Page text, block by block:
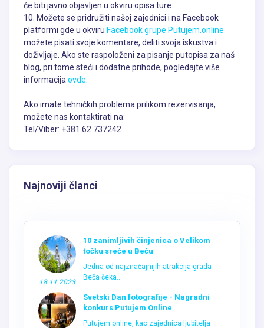
će biti javno objavljen u okviru opisa ture.
10. Možete se pridružiti našoj zajednici i na Facebook
platformi gde u okviru Facebook grupe Putujem.online
možete pisati svoje komentare, deliti svoja iskustva i
doživljaje. Ako ste raspoloženi za pisanje putopisa za naš
blog, pri tome steći i dodatne prihode, pogledajte više
informacija ovde
Ako imate tehničkih problema prilikom rezervisanja,
možete nas kontaktirati na:
Tel/Viber: +381 62 737242
Najnoviji članci
18.11.2023
10 zanimljivih činjenica o Velikom
točku sreće u Beču
Jedna od najznačajnijih atrakcija grada
Beča čeka...
Svetski Dan fotografije - Nagradni
konkurs Putujem Online
Putujem online, kao zajednica ljubitelja